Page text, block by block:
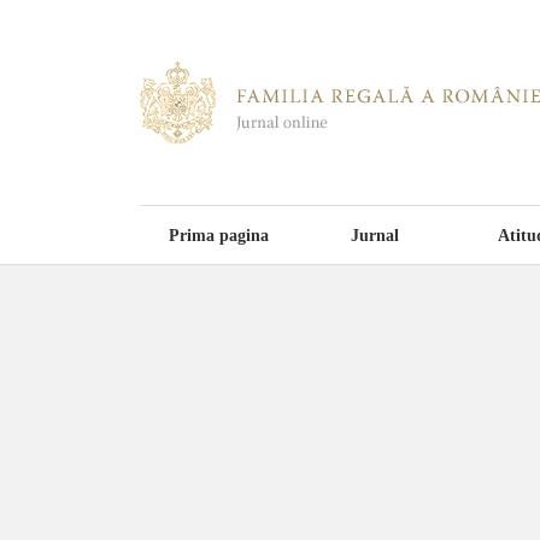
Prima pagina Jurnal